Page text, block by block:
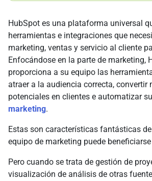
HubSpot es una plataforma universal
herramientas e integraciones que
marketing, ventas y servicio al cliente
Enfocándose en la parte de marketing,
proporciona a su equipo las
atraer a la audiencia correcta, convertir
potenciales en clientes e automatizar
marketing.
Estas son características fantásticas
equipo de marketing puede
Pero cuando se trata de gestión de
visualización de análisis de otras